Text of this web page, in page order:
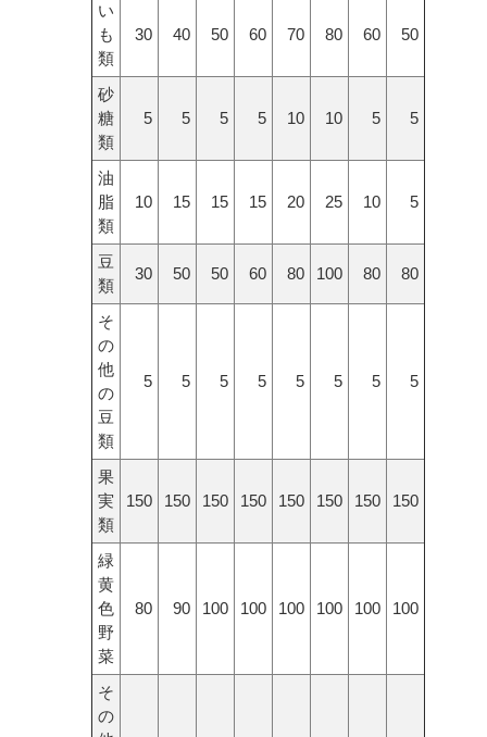
い
も
類
30 40 50 60 70 80 60 50
砂
糖
類
5 5 5 5 10 10 5 5
油
脂
類
10 15 15 15 20 25 10 5
豆
類
30 50 50 60 80 100 80 80
そ
の
他
の
豆
類
5 5 5 5 5 5 5 5
果
実
類
150 150 150 150 150 150 150 150
緑
黄
色
野
菜
80 90 100 100 100 100 100 100
そ
の